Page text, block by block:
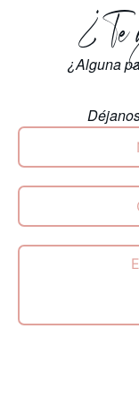
¿Te
¿Alguna